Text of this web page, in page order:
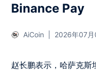
Binance Pay
AiCoin 2026年07
赵长鹏表示，哈萨克